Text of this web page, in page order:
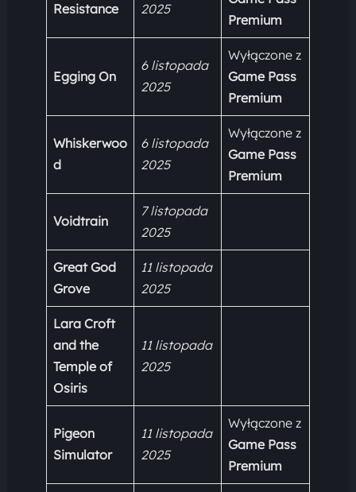
Resistance 2025
Premium
Egging On
6 listopada
2025
Wyłączone z
Game Pass
Premium
Whiskerwoo
d
6 listopada
2025
Wyłączone z
Game Pass
Premium
Voidtrain
7 listopada
2025
Great God
Grove
11 listopada
2025
Lara Croft
and the
Temple of
Osiris
11 listopada
2025
Pigeon
Simulator
11 listopada
2025
Wyłączone z
Game Pass
Premium